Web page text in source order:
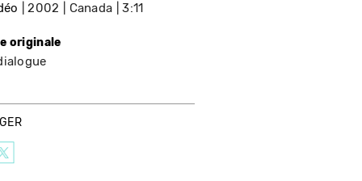
2002 Canada 3:11
originale